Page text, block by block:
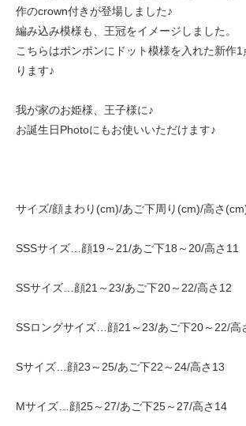
作のcrown付きが登場しました♪
編み込み模様も、王冠をイメージしました。
こちらはポンポンにドット模様を入れた新作
ります♪
我が家のお姫様、王子様に♪
お誕生日Photoにもお使いいただけます♪
サイズ/顔まわり(cm)/あご下周り(cm)/高さ
SSSサイズ…顔19～21/あご下18～20/高さ11
SSサイズ…顔21～23/あご下20～22/高さ12
SSロングサイズ…顔21～23/あご下20～22/高
Sサイズ…顔23～25/あご下22～24/高さ13
Mサイズ…顔25～27/あご下25～27/高さ14